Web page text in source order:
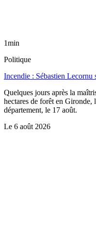
1min
Politique
Incendie : Sébastien Lecornu
Quelques jours après la
hectares de forêt en Gironde,
département, le 17 août.
Le 6 août 2026